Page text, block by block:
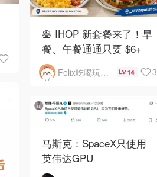
🥞 IHOP 新套餐来了！早
餐、午餐通通只要 $6+
Felix吃喝玩乐不破产 14 3
马斯克：SpaceX只使用
英伟达GPU